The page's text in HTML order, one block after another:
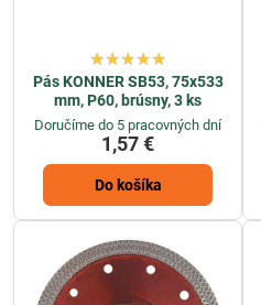
Pás KONNER SB53, 75x533
mm, P60, brúsny, 3 ks
Doručíme do 5 pracovných dní
1,57 €
Do košíka